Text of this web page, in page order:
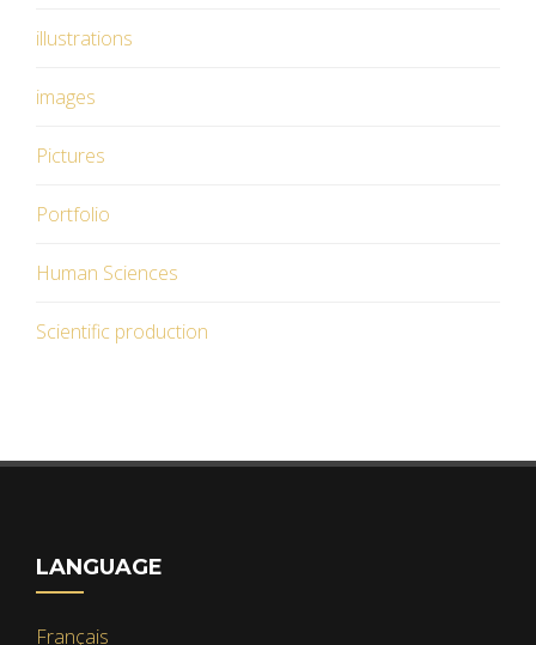
illustrations
images
Pictures
Portfolio
Human Sciences
Scientific production
LANGUAGE
Français